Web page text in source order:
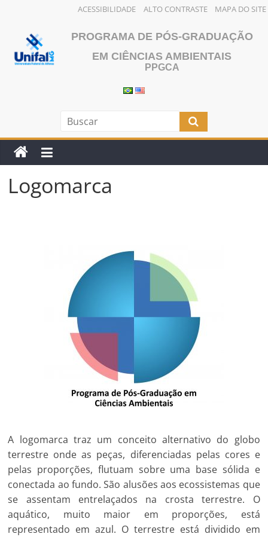
ACESSIBILIDADE ALTO CONTRASTE MAPA DO SITE
conteúdo
PROGRAMA DE PÓS-GRADUAÇÃO
EM CIÊNCIAS AMBIENTAIS
PPGCA
Logomarca
A logomarca traz um conceito alternativo do globo
terrestre onde as peças, diferenciadas pelas cores e
pelas proporções, flutuam sobre uma base sólida e
conectada ao fundo. São alusões aos ecossistemas que
se assentam entrelaçados na crosta terrestre. O
aquático, muito maior em proporções, está
representado em azul. O terrestre está dividido em